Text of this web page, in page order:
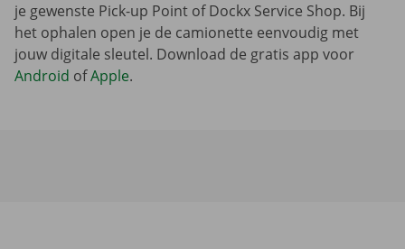
je gewenste Pick-up Point of Dockx Service Shop. Bij
het ophalen open je de camionette eenvoudig met
jouw digitale sleutel. Download de gratis app voor
Android ofApple.